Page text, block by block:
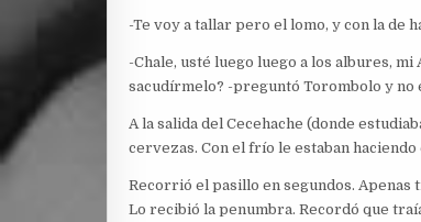
-Te voy a tallar pero el lomo, y con la de
-Chale, usté luego luego a los albures,
sacudírmelo? -preguntó Torombolo y no
A la salida del Cecehache (donde
cervezas. Con el frío le estaban
Recorrió el pasillo en segundos. Apenas
Lo recibió la penumbra. Recordó que